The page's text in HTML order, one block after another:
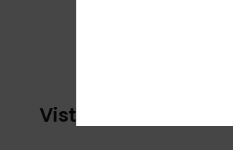
Vistos recentemente